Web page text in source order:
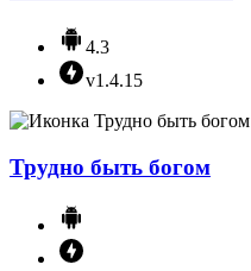
4.3
v1.4.15
Трудно быть богом